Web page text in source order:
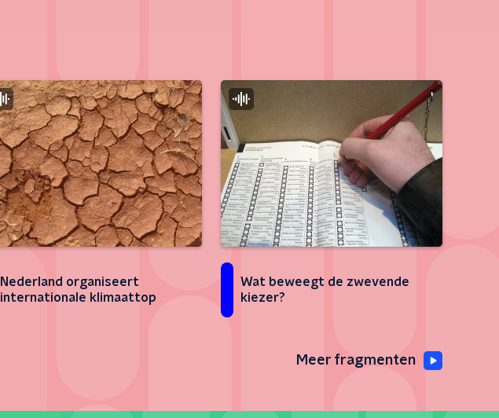
Nederland organiseert
internationale klimaattop
Wat beweegt de zwevende
kiezer?
Meer fragmenten